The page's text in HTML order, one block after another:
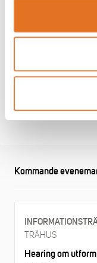
Medverkade gjorde
om innehållet i de nya
Kommande
TRÄHUS
Hearing om